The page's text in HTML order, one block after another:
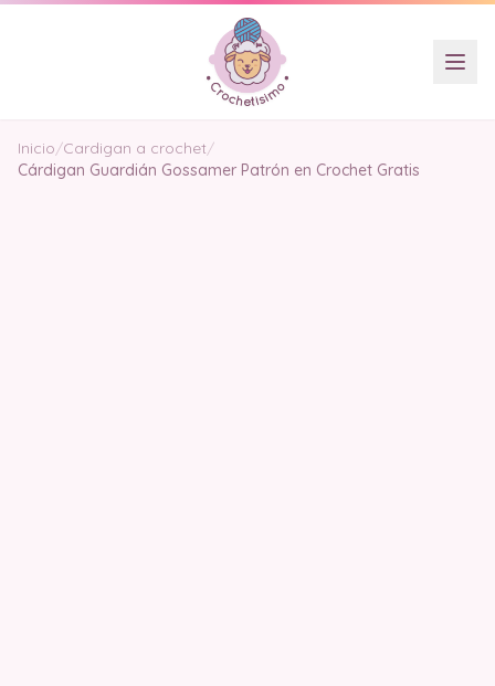
Inicio/Cardigan a crochet/
Cárdigan Guardián Gossamer Patrón en Crochet Gratis